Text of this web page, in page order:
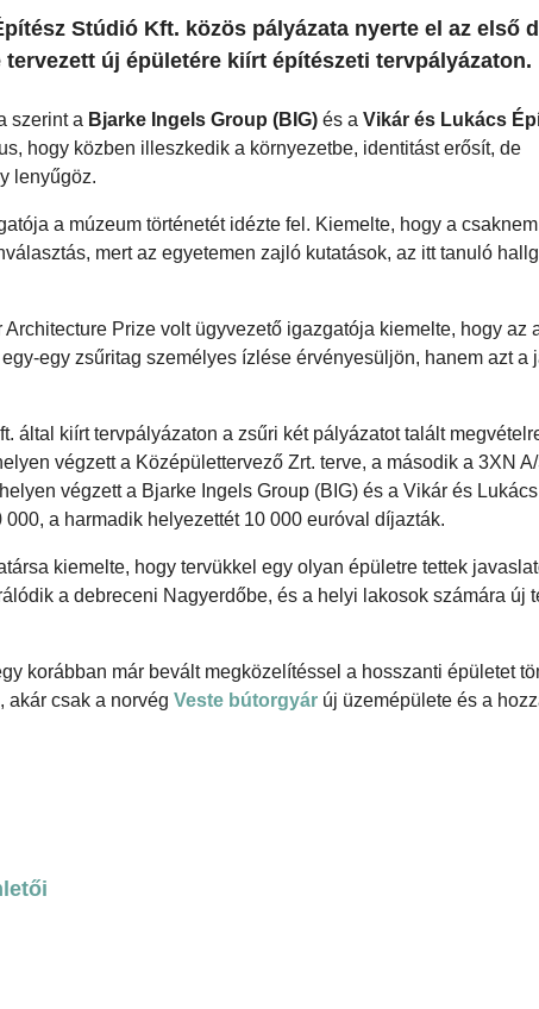
Stúdió Kft. közös pályázata nyerte el az első
új épületére kiírt építészeti tervpályázaton.
szerint a Bjarke Ingels Group (BIG) és a Vikár és Lukács
hogy közben illeszkedik a környezetbe, identitást erősít, de
lenyűgöz.
a múzeum történetét idézte fel. Kiemelte, hogy a
mert az egyetemen zajló kutatások, az itt tanuló
Prize volt ügyvezető igazgatója kiemelte, hogy az
egy zsűritag személyes ízlése érvényesüljön, hanem azt a
által kiírt tervpályázaton a zsűri két pályázatot talált
végzett a Középülettervező Zrt. terve, a második a 3XN
végzett a Bjarke Ingels Group (BIG) és a Vikár és
a harmadik helyezettét 10 000 euróval díjazták.
kiemelte, hogy tervükkel egy olyan épületre tettek
a debreceni Nagyerdőbe, és a helyi lakosok számára új
korábban már bevált megközelítéssel a hosszanti épületet
akár csak a norvég Veste bútorgyár új üzemépülete és a